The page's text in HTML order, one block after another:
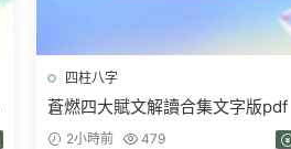
四柱八字
蒼燃四大賦文解讀合集文字版pdf
2小時前 479